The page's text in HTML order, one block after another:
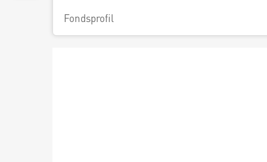
Fondsprofil